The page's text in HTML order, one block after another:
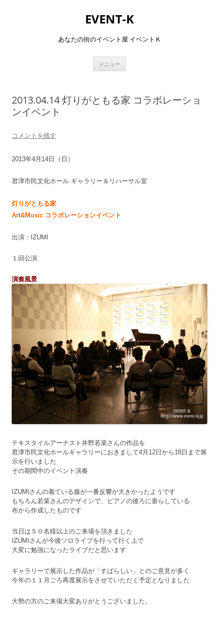
EVENT-K
あなたの街のイベント屋 イベントＫ
メニュー
2013.04.14 灯りがともる家 コラボレーショ
ンイベント
コメントを残す
2013年4月14日（日）
君津市民文化ホール ギャラリー＆リハーサル室
灯りがともる家
Art&Music コラボレーションイベント
出演：IZUMI
１回公演
演奏風景
テキスタイルアーチスト井野若菜さんの作品を
君津市民文化ホールギャラリーにおきまして4月12日から18日まで展
示を行いました
その期間中のイベント演奏
IZUMIさんの着ている服が一番反響が大きかったようです
もちろん若菜さんのデザインで、ピアノの後ろに垂らしている
布から作成したものです
当日は５０名様以上のご来場を頂きました
IZUMIさんが今後ソロライブを行って行く上で
大変に勉強になったライブだと思います
ギャラリーで展示した作品が「すばらしい」とのご意見が多く
今年の１１月ごろ再度展示をさせていただく予定となりました
大勢の方のご来場大変ありがとうございました。